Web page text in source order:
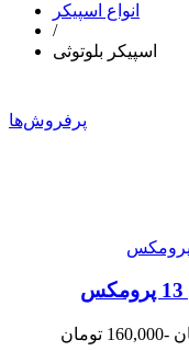
انواع اسپیکر
/
اسپیکر بلوتوثی
پرفروش‌ها
-160,000 تومان